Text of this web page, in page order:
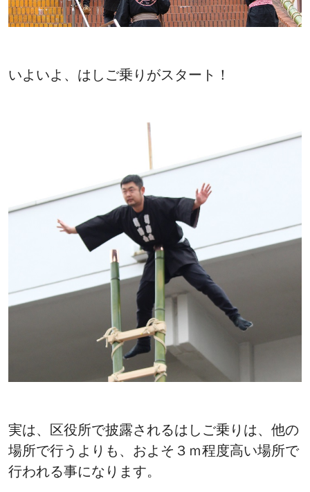
いよいよ、はしご乗りがスタート！
実は、区役所で披露されるはしご乗りは、他の
場所で行うよりも、およそ３ｍ程度高い場所で
行われる事になります。